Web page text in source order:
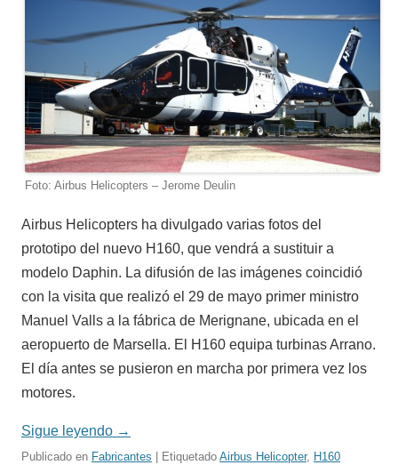
Foto: Airbus Helicopters – Jerome Deulin
Airbus Helicopters ha divulgado varias fotos del
prototipo del nuevo H160, que vendrá a sustituir a
modelo Daphin. La difusión de las imágenes coincidió
con la visita que realizó el 29 de mayo primer ministro
Manuel Valls a la fábrica de Merignane, ubicada en el
aeropuerto de Marsella. El H160 equipa turbinas Arrano.
El día antes se pusieron en marcha por primera vez los
motores.
Sigue leyendo →
Publicado en Fabricantes | Etiquetado Airbus Helicopter, H160